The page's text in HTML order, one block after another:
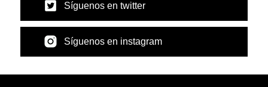
Síguenos en twitter
Síguenos en instagram